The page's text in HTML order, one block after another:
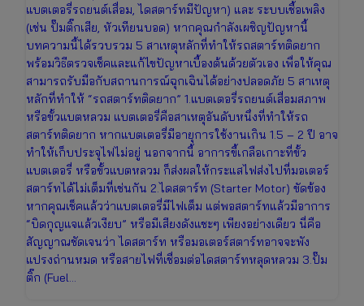
แบตเตอรี่รถยนต์เสื่อม, ไดสตาร์ทมีปัญหา) และ ระบบเชื้อเพลิง
(เช่น ปั๊มติ๊กเสีย, หัวเทียนบอด) หากคุณกำลังเผชิญปัญหานี้
บทความนี้ได้รวบรวม 5 สาเหตุหลักที่ทำให้รถสตาร์ทติดยาก
พร้อมวิธีตรวจเช็คและแก้ไขปัญหาเบื้องต้นด้วยตัวเอง เพื่อให้คุณ
สามารถรับมือกับสถานการณ์ฉุกเฉินได้อย่างปลอดภัย 5 สาเหตุ
หลักที่ทำให้ “รถสตาร์ทติดยาก” 1.แบตเตอรี่รถยนต์เสื่อมสภาพ
หรือขั้วแบตหลวม แบตเตอรี่คือสาเหตุอันดับหนึ่งที่ทำให้รถ
สตาร์ทติดยาก หากแบตเตอรี่มีอายุการใช้งานเกิน 1.5 – 2 ปี อาจ
ทำให้เก็บประจุไฟไม่อยู่ นอกจากนี้ อาการขี้เกลือเกาะที่ขั้ว
แบตเตอรี่ หรือขั้วแบตหลวม ก็ส่งผลให้กระแสไฟส่งไปที่มอเตอร์
สตาร์ทได้ไม่เต็มที่เช่นกัน 2.ไดสตาร์ท (Starter Motor) ขัดข้อง
หากคุณเช็คแล้วว่าแบตเตอรี่มีไฟเต็ม แต่พอสตาร์ทแล้วมีอาการ
“บิดกุญแจแล้วเงียบ” หรือมีเสียงดังแชะๆ เพียงอย่างเดียว นี่คือ
สัญญาณชัดเจนว่า ไดสตาร์ท หรือมอเตอร์สตาร์ทอาจจะพัง
แปรงถ่านหมด หรือสายไฟที่เชื่อมต่อไดสตาร์ทหลุดหลวม 3.ปั๊ม
ติ๊ก (Fuel…